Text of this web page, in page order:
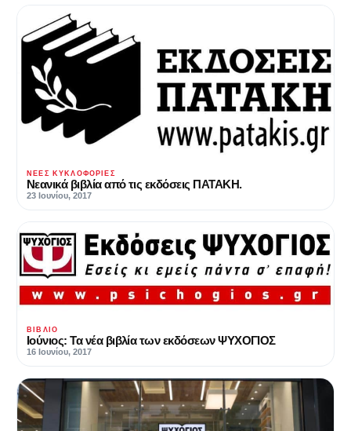
ΝΈΕΣ ΚΥΚΛΟΦΟΡΊΕΣ
Νεανικά βιβλία από τις εκδόσεις ΠΑΤΑΚΗ.
23 Ιουνίου, 2017
ΒΙΒΛΊΟ
Ιούνιος: Τα νέα βιβλία των εκδόσεων ΨΥΧΟΓΙΟΣ
16 Ιουνίου, 2017